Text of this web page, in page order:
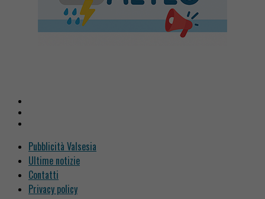
Pubblicità Valsesia
Ultime notizie
Contatti
Privacy policy